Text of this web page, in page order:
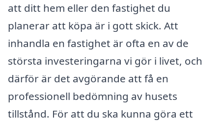
att ditt hem eller den fastighet du
planerar att köpa är i gott skick. Att
inhandla en fastighet är ofta en av de
största investeringarna vi gör i livet, och
därför är det avgörande att få en
professionell bedömning av husets
tillstånd. För att du ska kunna göra ett